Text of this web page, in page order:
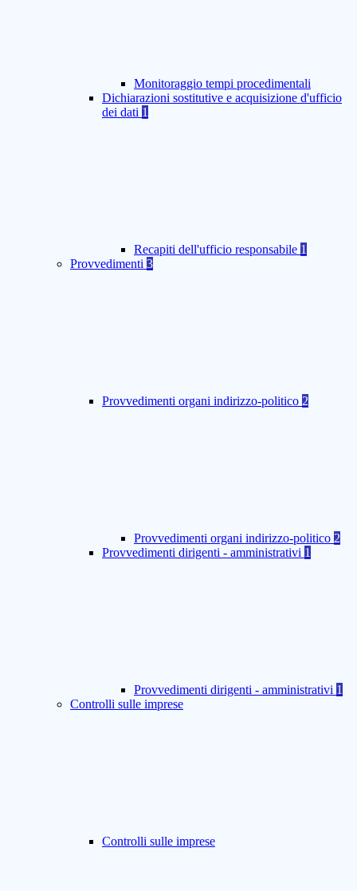
Monitoraggio tempi procedimentali
Dichiarazioni sostitutive e acquisizione d'ufficio
dei dati 1
Recapiti dell'ufficio responsabile 1
Provvedimenti 3
Provvedimenti organi indirizzo-politico 2
Provvedimenti organi indirizzo-politico 2
Provvedimenti dirigenti - amministrativi 1
Provvedimenti dirigenti - amministrativi 1
Controlli sulle imprese
Controlli sulle imprese